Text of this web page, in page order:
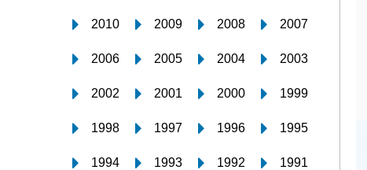
2010 2009 2008 2007
2006 2005 2004 2003
2002 2001 2000 1999
1998 1997 1996 1995
1994 1993 1992 1991